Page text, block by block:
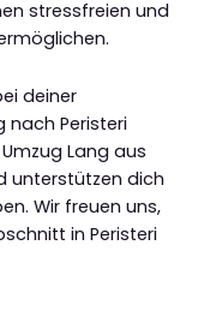
stressfreien und
deiner
nach Peristeri
Lang aus
unterstützen dich
Wir freuen uns,
in Peristeri